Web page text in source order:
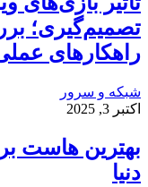
تصمیم‌گیری؛
راهکارهای
شبکه و سرور
اکتبر 3, 2025
بهترین هاست
دنیا